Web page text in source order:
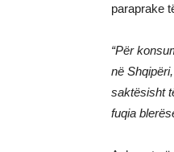
paraprake
“Për
në
saktësisht
fuqia